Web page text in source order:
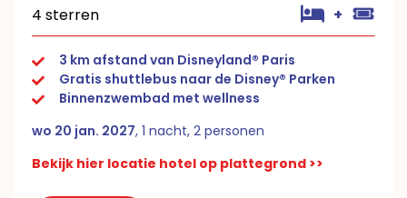
4 sterren
+
3 km afstand van Disneyland® Paris
Gratis shuttlebus naar de Disney® Parken
Binnenzwembad met wellness
wo 20 jan. 2027, 1 nacht, 2 personen
Bekijk hier locatie hotel op plattegrond >>